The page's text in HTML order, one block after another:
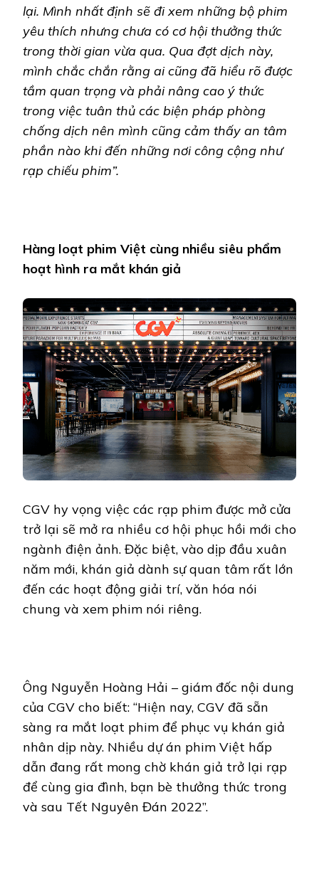
lại. Mình nhất định sẽ đi xem những bộ phim
yêu thích nhưng chưa có cơ hội thưởng thức
trong thời gian vừa qua. Qua đợt dịch này,
mình chắc chắn rằng ai cũng đã hiểu rõ được
tầm quan trọng và phải nâng cao ý thức
trong việc tuân thủ các biện pháp phòng
chống dịch nên mình cũng cảm thấy an tâm
phần nào khi đến những nơi công cộng như
rạp chiếu phim”.
Hàng loạt phim Việt cùng nhiều siêu phẩm
hoạt hình ra mắt khán giả
CGV hy vọng việc các rạp phim được mở cửa
trở lại sẽ mở ra nhiều cơ hội phục hồi mới cho
ngành điện ảnh. Đặc biệt, vào dịp đầu xuân
năm mới, khán giả dành sự quan tâm rất lớn
đến các hoạt động giải trí, văn hóa nói
chung và xem phim nói riêng.
Ông Nguyễn Hoàng Hải – giám đốc nội dung
của CGV cho biết: “Hiện nay, CGV đã sẵn
sàng ra mắt loạt phim để phục vụ khán giả
nhân dịp này. Nhiều dự án phim Việt hấp
dẫn đang rất mong chờ khán giả trở lại rạp
để cùng gia đình, bạn bè thưởng thức trong
và sau Tết Nguyên Đán 2022”.